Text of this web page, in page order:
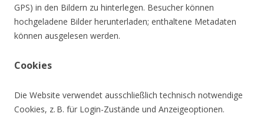
GPS) in den Bildern zu hinterlegen. Besucher können
hochgeladene Bilder herunterladen; enthaltene Metadaten
können ausgelesen werden.
Cookies
Die Website verwendet ausschließlich technisch notwendige
Cookies, z. B. für Login-Zustände und Anzeigeoptionen.